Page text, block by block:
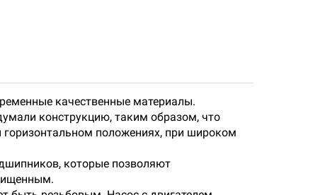
качественные материалы.
конструкцию, таким образом, что
горизонтальном положениях, при широком
которые позволяют